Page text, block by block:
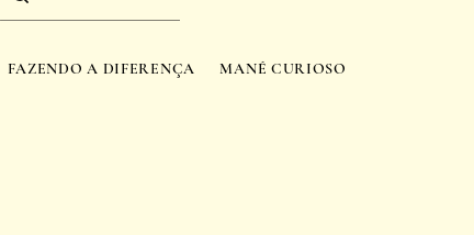
FAZENDO A DIFERENÇA MANÉ CURIOSO